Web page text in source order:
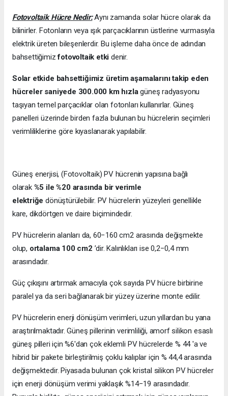
Fotovoltaik Hücre Nedir:Aynı zamanda solar hücre olarak da
bilinirler. Fotonların veya ışık parçacıklarının üstlerine vurmasıyla
elektrik üreten bileşenlerdir. Bu işleme daha önce de adından
bahsettiğimizfotovoltaik etkidenir.
Solar etkide bahsettiğimiz üretim aşamalarını takip eden
hücreler saniyede 300.000 km hızlagüneş radyasyonu
taşıyan temel parçacıklar olan fotonları kullanırlar. Güneş
panelleri üzerinde birden fazla bulunan bu hücrelerin seçimleri
verimliliklerine göre kıyaslanarak yapılabilir.
Güneş enerjisi, (Fotovoltaik) PV hücrenin yapısına bağlı
olarak %5 ile %20 arasında bir verimle
elektriğedönüştürülebilir. PV hücrelerin yüzeyleri genellikle
kare, dikdörtgen ve daire biçimindedir.
PV hücrelerin alanları da, 60−160 cm2 arasında değişmekte
olup, ortalama 100 cm2 ’dir. Kalınlıkları ise 0,2−0,4 mm
arasındadır.
Güç çıkışını artırmak amacıyla çok sayıda PV hücre birbirine
paralel ya da seri bağlanarak bir yüzey üzerine monte edilir.
PV hücrelerin enerji dönüşüm verimleri, uzun yıllardan bu yana
araştırılmaktadır. Güneş pillerinin verimliliği, amorf silikon esaslı
güneş pilleri için %6'dan çok eklemli PV hücrelerde % 44 'a ve
hibrid bir pakete birleştirilmiş çoklu kalıplar için % 44,4 arasında
değişmektedir. Piyasada bulunan çok kristal silikon PV hücreler
için enerji dönüşüm verimi yaklaşık %14−19 arasındadır.